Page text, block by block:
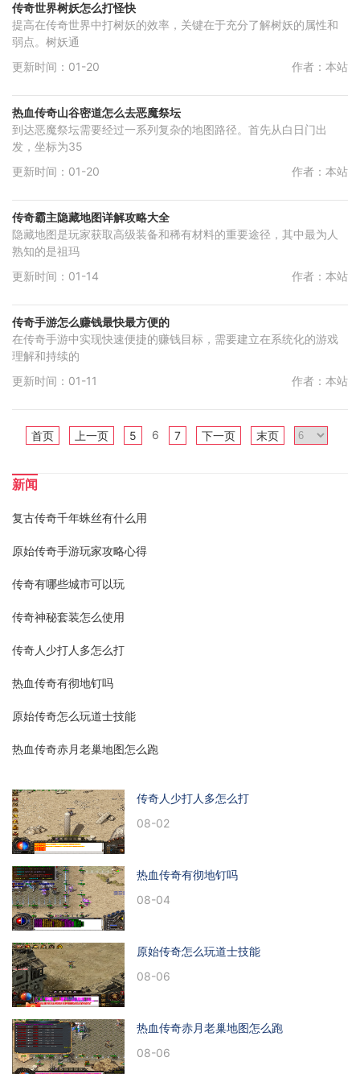
传奇世界树妖怎么打怪快
提高在传奇世界中打树妖的效率，关键在于充分了解树妖的属性和
弱点。树妖通
更新时间：01-20
作者：本站
热血传奇山谷密道怎么去恶魔祭坛
到达恶魔祭坛需要经过一系列复杂的地图路径。首先从白日门出
发，坐标为35
更新时间：01-20
作者：本站
传奇霸主隐藏地图详解攻略大全
隐藏地图是玩家获取高级装备和稀有材料的重要途径，其中最为人
熟知的是祖玛
更新时间：01-14
作者：本站
传奇手游怎么赚钱最快最方便的
在传奇手游中实现快速便捷的赚钱目标，需要建立在系统化的游戏
理解和持续的
更新时间：01-11
作者：本站
首页 上一页 5 6 7 下一页 末页
新闻
复古传奇千年蛛丝有什么用
原始传奇手游玩家攻略心得
传奇有哪些城市可以玩
传奇神秘套装怎么使用
传奇人少打人多怎么打
热血传奇有彻地钉吗
原始传奇怎么玩道士技能
热血传奇赤月老巢地图怎么跑
传奇人少打人多怎么打
08-02
热血传奇有彻地钉吗
08-04
原始传奇怎么玩道士技能
08-06
热血传奇赤月老巢地图怎么跑
08-06